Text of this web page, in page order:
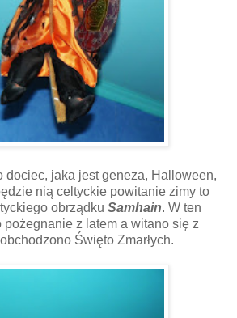
dociec, jaka jest geneza, Halloween,
nią celtyckie powitanie zimy to
obrządku Samhain. W ten
pożegnanie z latem a witano się z
Święto Zmarłych.